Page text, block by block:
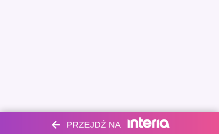
PRZEJDŹ NA